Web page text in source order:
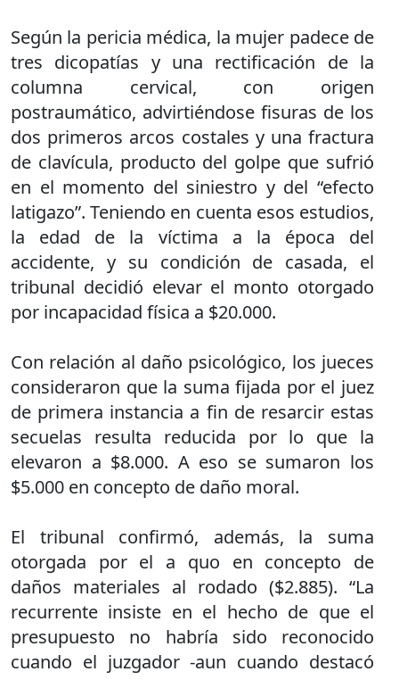
Según la pericia médica, la mujer padece de
tres dicopatías y una rectificación de la
columna cervical, con origen
postraumático, advirtiéndose fisuras de los
dos primeros arcos costales y una fractura
de clavícula, producto del golpe que sufrió
en el momento del siniestro y del “efecto
latigazo”. Teniendo en cuenta esos estudios,
la edad de la víctima a la época del
accidente, y su condición de casada, el
tribunal decidió elevar el monto otorgado
por incapacidad física a $20.000.
Con relación al daño psicológico, los jueces
consideraron que la suma fijada por el juez
de primera instancia a fin de resarcir estas
secuelas resulta reducida por lo que la
elevaron a $8.000. A eso se sumaron los
$5.000 en concepto de daño moral.
El tribunal confirmó, además, la suma
otorgada por el a quo en concepto de
daños materiales al rodado ($2.885). “La
recurrente insiste en el hecho de que el
presupuesto no habría sido reconocido
cuando el juzgador -aun cuando destacó